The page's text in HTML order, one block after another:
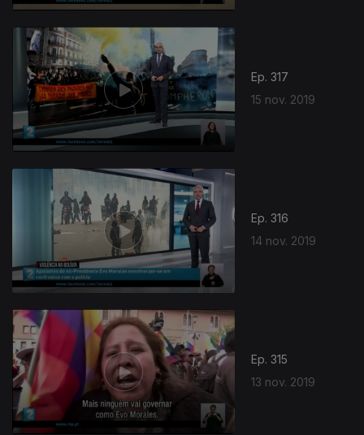
Ep. 317
15 nov. 2019
Ep. 316
14 nov. 2019
Ep. 315
13 nov. 2019